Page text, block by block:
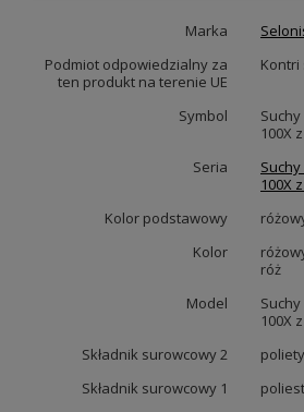
Marka
Podmiot odpowiedzialny za
ten produkt na terenie UE
Kontri
Symbol
100X
Seria
100X
Kolor podstawowy
Kolor
róż
Model
100X
Składnik surowcowy 2
Składnik surowcowy 1